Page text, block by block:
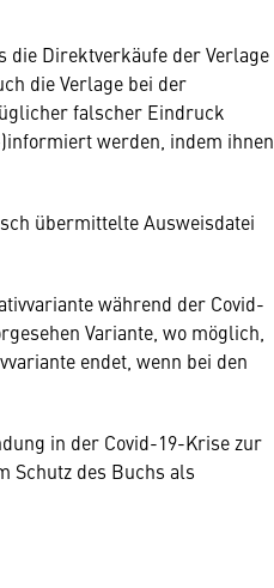
die Direktverkäufe der Verlage
die Verlage bei der
falscher Eindruck
werden, indem ihnen
übermittelte Ausweisdatei
während der Covid-
Variante, wo möglich,
endet, wenn bei den
in der Covid-19-Krise zur
Schutz des Buchs als